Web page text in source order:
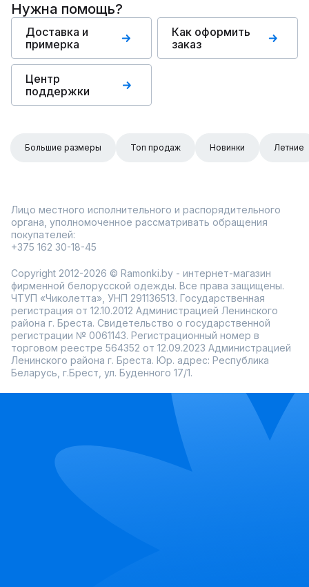
Нужна помощь?
Доставка и
примерка
Как оформить
заказ
Центр
поддержки
Большие размеры Топ продаж Новинки Летние
Лицо местного исполнительного и распорядительного
органа, уполномоченное рассматривать обращения
покупателей:
+375 162 30-18-45
Copyright 2012-2026 © Ramonki.by - интернет-магазин
фирменной белорусской одежды. Все права защищены.
ЧТУП «Чиколетта», УНП 291136513. Государственная
регистрация от 12.10.2012 Администрацией Ленинского
района г. Бреста. Свидетельство о государственной
регистрации № 0061143. Регистрационный номер в
торговом реестре 564352 от 12.09.2023 Администрацией
Ленинского района г. Бреста. Юр. адрес: Республика
Беларусь, г.Брест, ул. Буденного 17/1.